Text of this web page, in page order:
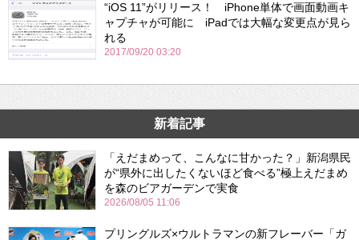
“iOS 11”がリリース！ iPhone単体で画面動画キ
ャプチャが可能に iPadでは大幅な変更点が見ら
れる
2017/09/20 03:20
新着記事
「えだまめって、こんなに甘かった？」新潟県民
が“県外に出したくないほど食べる”極上えだまめ
を森のビアガーデンで実食
2026/08/05 11:06
プリングルズ×ウルトラマンの新フレーバー「ガ